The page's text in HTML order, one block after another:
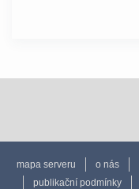
mapa serveru o nás
publikační podmínky